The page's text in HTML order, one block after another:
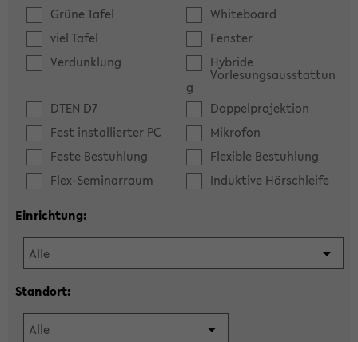
Grüne Tafel
Whiteboard
viel Tafel
Fenster
Verdunklung
Hybride
Vorlesungsausstattun
g
DTEN D7
Doppelprojektion
Fest installierter PC
Mikrofon
Feste Bestuhlung
Flexible Bestuhlung
Flex-Seminarraum
Induktive Hörschleife
Einrichtung:
Standort: